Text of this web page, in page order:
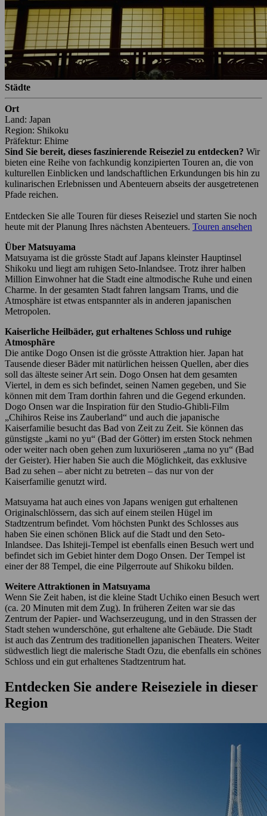
Städte
Ort
Land: Japan
Region: Shikoku
Präfektur: Ehime
Sind Sie bereit, dieses faszinierende Reiseziel zu entdecken? Wir
bieten eine Reihe von fachkundig konzipierten Touren an, die von
kulturellen Einblicken und landschaftlichen Erkundungen bis hin zu
kulinarischen Erlebnissen und Abenteuern abseits der ausgetretenen
Pfade reichen.
Entdecken Sie alle Touren für dieses Reiseziel und starten Sie noch
heute mit der Planung Ihres nächsten Abenteuers. Touren ansehen
Über Matsuyama
Matsuyama ist die grösste Stadt auf Japans kleinster Hauptinsel
Shikoku und liegt am ruhigen Seto-Inlandsee. Trotz ihrer halben
Million Einwohner hat die Stadt eine altmodische Ruhe und einen
Charme. In der gesamten Stadt fahren langsam Trams, und die
Atmosphäre ist etwas entspannter als in anderen japanischen
Metropolen.
Kaiserliche Heilbäder, gut erhaltenes Schloss und ruhige
Atmosphäre
Die antike Dogo Onsen ist die grösste Attraktion hier. Japan hat
Tausende dieser Bäder mit natürlichen heissen Quellen, aber dies
soll das älteste seiner Art sein. Dogo Onsen hat dem gesamten
Viertel, in dem es sich befindet, seinen Namen gegeben, und Sie
können mit dem Tram dorthin fahren und die Gegend erkunden.
Dogo Onsen war die Inspiration für den Studio-Ghibli-Film
„Chihiros Reise ins Zauberland“ und auch die japanische
Kaiserfamilie besucht das Bad von Zeit zu Zeit. Sie können das
günstigste „kami no yu“ (Bad der Götter) im ersten Stock nehmen
oder weiter nach oben gehen zum luxuriöseren „tama no yu“ (Bad
der Geister). Hier haben Sie auch die Möglichkeit, das exklusive
Bad zu sehen – aber nicht zu betreten – das nur von der
Kaiserfamilie genutzt wird.
Matsuyama hat auch eines von Japans wenigen gut erhaltenen
Originalschlössern, das sich auf einem steilen Hügel im
Stadtzentrum befindet. Vom höchsten Punkt des Schlosses aus
haben Sie einen schönen Blick auf die Stadt und den Seto-
Inlandsee. Das Ishiteji-Tempel ist ebenfalls einen Besuch wert und
befindet sich im Gebiet hinter dem Dogo Onsen. Der Tempel ist
einer der 88 Tempel, die eine Pilgerroute auf Shikoku bilden.
Weitere Attraktionen in Matsuyama
Wenn Sie Zeit haben, ist die kleine Stadt Uchiko einen Besuch wert
(ca. 20 Minuten mit dem Zug). In früheren Zeiten war sie das
Zentrum der Papier- und Wachserzeugung, und in den Strassen der
Stadt stehen wunderschöne, gut erhaltene alte Gebäude. Die Stadt
ist auch das Zentrum des traditionellen japanischen Theaters. Weiter
südwestlich liegt die malerische Stadt Ozu, die ebenfalls ein schönes
Schloss und ein gut erhaltenes Stadtzentrum hat.
Entdecken Sie andere Reiseziele in dieser
Region